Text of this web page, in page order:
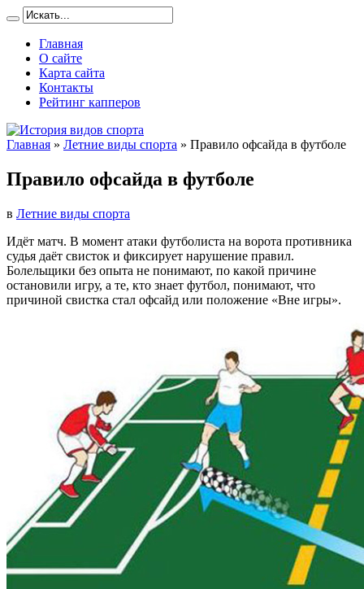
Главная
О сайте
Карта сайта
Контакты
Рейтинг капперов
Главная » Летние виды спорта » Правило офсайда в футболе
Правило офсайда в футболе
в Летние виды спорта
Идёт матч. В момент атаки футболиста на ворота противника
судья даёт свисток и фиксирует нарушение правил.
Болельщики без опыта не понимают, по какой причине
остановили игру, а те, кто знает футбол, понимают, что
причиной свистка стал офсайд или положение «Вне игры».